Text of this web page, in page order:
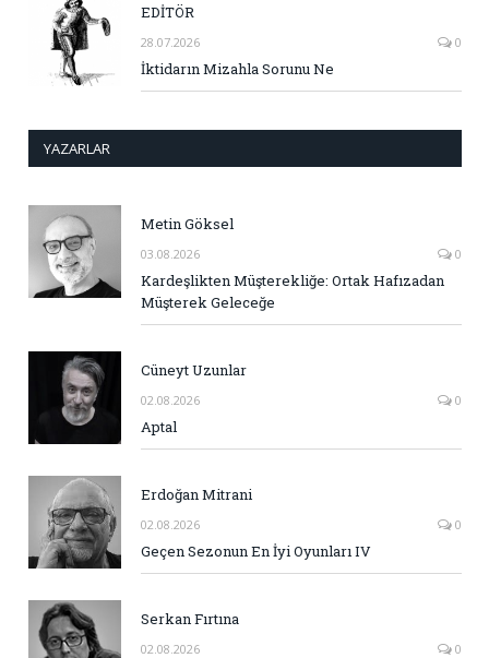
EDİTÖR
28.07.2026 0
İktidarın Mizahla Sorunu Ne
YAZARLAR
Metin Göksel
03.08.2026 0
Kardeşlikten Müşterekliğe: Ortak Hafızadan
Müşterek Geleceğe
Cüneyt Uzunlar
02.08.2026 0
Aptal
Erdoğan Mitrani
02.08.2026 0
Geçen Sezonun En İyi Oyunları IV
Serkan Fırtına
02.08.2026 0